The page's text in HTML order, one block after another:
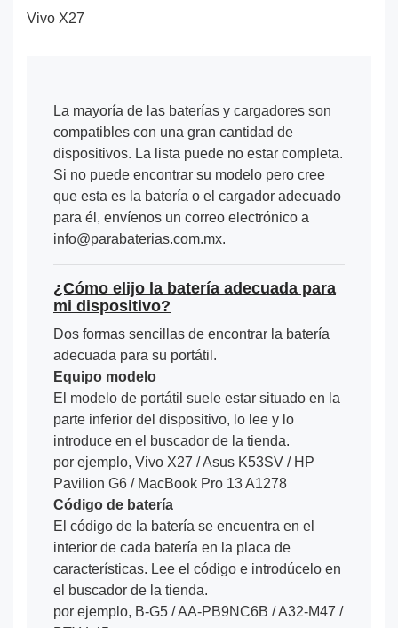
Vivo X27
La mayoría de las baterías y cargadores son
compatibles con una gran cantidad de
dispositivos. La lista puede no estar completa.
Si no puede encontrar su modelo pero cree
que esta es la batería o el cargador adecuado
para él, envíenos un correo electrónico a
info@parabaterias.com.mx.
¿Cómo elijo la batería adecuada para
mi dispositivo?
Dos formas sencillas de encontrar la batería
adecuada para su portátil.
Equipo modelo
El modelo de portátil suele estar situado en la
parte inferior del dispositivo, lo lee y lo
introduce en el buscador de la tienda.
por ejemplo, Vivo X27 / Asus K53SV / HP
Pavilion G6 / MacBook Pro 13 A1278
Código de batería
El código de la batería se encuentra en el
interior de cada batería en la placa de
características. Lee el código e introdúcelo en
el buscador de la tienda.
por ejemplo, B-G5 / AA-PB9NC6B / A32-M47 /